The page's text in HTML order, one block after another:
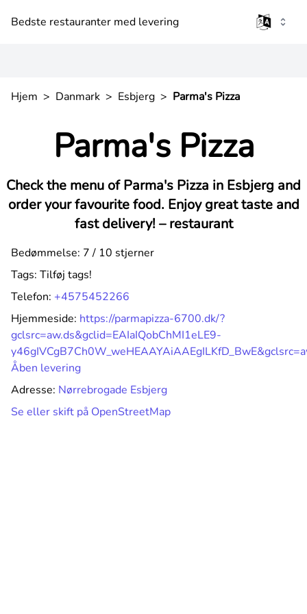
Bedste restauranter med levering
Hjem > Danmark > Esbjerg > Parma's Pizza
Parma's Pizza
Check the menu of Parma's Pizza in Esbjerg and
order your favourite food. Enjoy great taste and
fast delivery! –restaurant
Bedømmelse: 7 / 10 stjerner
Tags: Tilføj tags!
Telefon: +4575452266
Hjemmeside: https://parmapizza-6700.dk/?
gclsrc=aw.ds&gclid=EAIaIQobChMI1eLE9-
Åben levering
Adresse: Nørrebrogade Esbjerg
Se eller skift på OpenStreetMap